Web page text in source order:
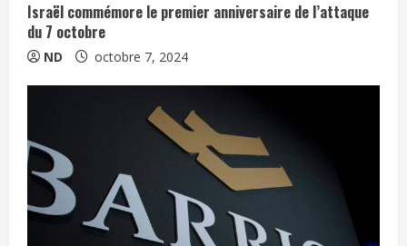
Israël commémore le premier anniversaire de l’attaque
du 7 octobre
ND octobre 7, 2024